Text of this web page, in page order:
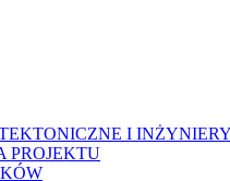
I
PROJEKTU